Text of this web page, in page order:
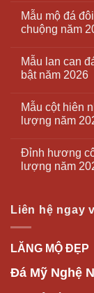
Mẫu mộ đá
chuộng năm
Mẫu lan can
bật năm 2026
Mẫu cột hiên
lượng năm
Đỉnh hương
lượng năm
Liên hệ ngay
LĂNG MỘ ĐẸP
Đá Mỹ Nghệ